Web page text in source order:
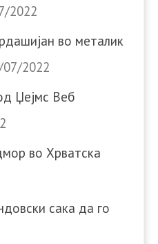
2022
во металик
07/2022
Џејмс Веб
во Хрватска
сака да го